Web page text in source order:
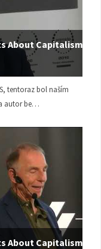
About Capitalism |
tentoraz bol naším
autor be…
About Capitalism